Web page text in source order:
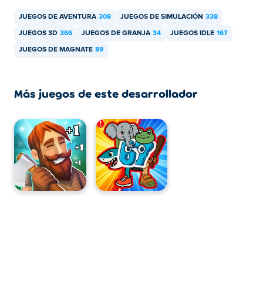
JUEGOS DE AVENTURA 308 JUEGOS DE SIMULACIÓN 338
JUEGOS 3D 366 JUEGOS DE GRANJA 34 JUEGOS IDLE 167
JUEGOS DE MAGNATE 89
Más juegos de este desarrollador